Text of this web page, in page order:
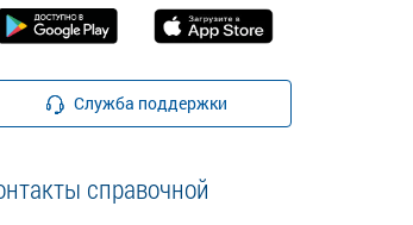
Служба поддержки
справочной